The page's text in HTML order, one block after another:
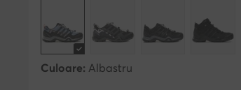
Culoare: Albastru